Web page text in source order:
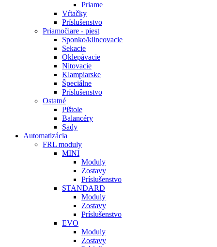
Priame
Vŕtačky
Príslušenstvo
Priamočiare - piest
Sponko/klincovacie
Sekacie
Oklepávacie
Nitovacie
Klampiarske
Špeciálne
Príslušenstvo
Ostatné
Pištole
Balancéry
Sady
Automatizácia
FRL moduly
MINI
Moduly
Zostavy
Príslušenstvo
STANDARD
Moduly
Zostavy
Príslušenstvo
EVO
Moduly
Zostavy